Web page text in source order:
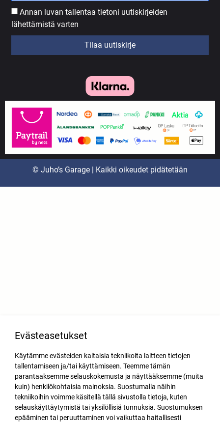
Annan luvan tallentaa tietoni uutiskirjeiden
lähettämistä varten
Tilaa uutiskirje
© Juho’s Garage | Kaikki oikeudet pidätetään
Evästeasetukset
Käytämme evästeiden kaltaisia tekniikoita laitteen tietojen
tallentamiseen ja/tai käyttämiseen. Teemme tämän
parantaaksemme selauskokemusta ja näyttääksemme (muita
kuin) henkilökohtaisia mainoksia. Suostumalla näihin
tekniikoihin voimme käsitellä tällä sivustolla tietoja, kuten
selauskäyttäytymistä tai yksilöllisiä tunnuksia. Suostumuksen
epääminen tai peruuttaminen voi vaikuttaa haitallisesti